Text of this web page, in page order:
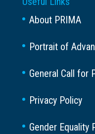
About PRIMA
Portrait of
General Call for
Privacy Policy
Gender Equality